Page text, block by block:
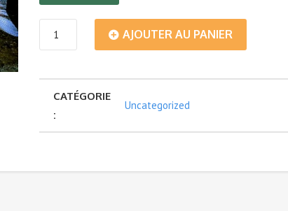
quantité
Voyage
de
AJOUTER AU PANIER
CATÉGORIE
:
Uncategorized